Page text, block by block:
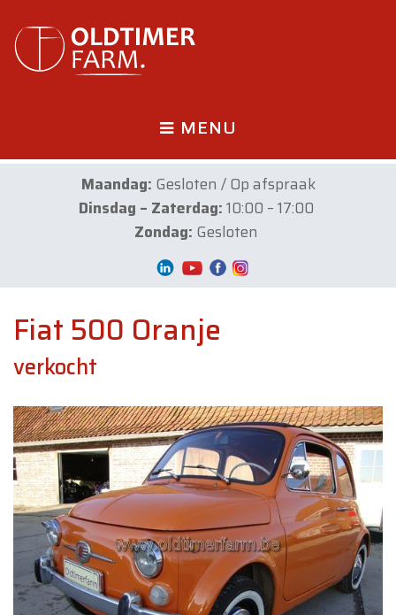
MENU
Maandag: Gesloten / Op afspraak
Dinsdag – Zaterdag:10:00 – 17:00
Zondag: Gesloten
Fiat 500 Oranje
verkocht